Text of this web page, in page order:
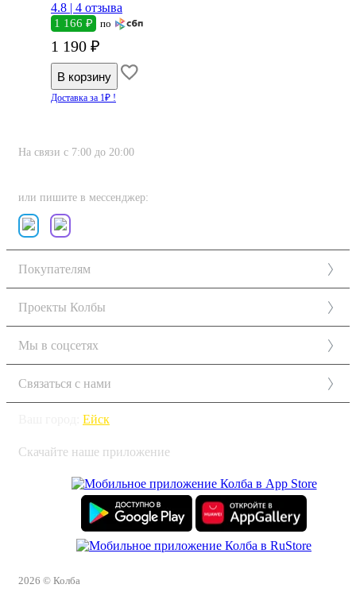
4.8 | 4 отзыва
1 166 ₽ по
1 190 ₽
Доставка за 1₽ !
На связи с 7:00 до 20:00
или пишите в мессенджер:
Покупателям
Проекты Колбы
Мы в соцсетях
Связаться с нами
Ейск
Скачайте наше приложение
2026 © Колба